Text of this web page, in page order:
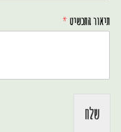
תיאור התכשיט *
שלח